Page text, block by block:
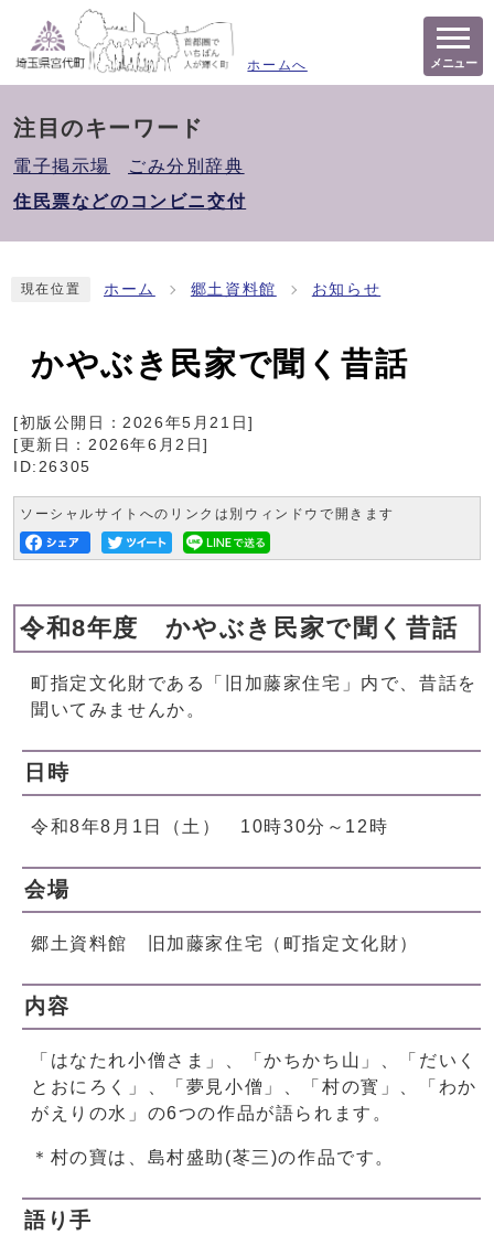
ホームへ メニュー
注目のキーワード
電子掲示場
ごみ分別辞典
住民票などのコンビニ交付
現在位置 ホーム 郷土資料館 お知らせ
かやぶき民家で聞く昔話
[初版公開日：2026年5月21日]
[更新日： 2026年6月2日]
ID:26305
ソーシャルサイトへのリンクは別ウィンドウで開きます
令和8年度 かやぶき民家で聞く昔話
町指定文化財である「旧加藤家住宅」内で、昔話を
聞いてみませんか。
日時
令和8年8月1日（土） 10時30分～12時
会場
郷土資料館 旧加藤家住宅（町指定文化財）
内容
「はなたれ小僧さま」、「かちかち山」、「だいく
とおにろく」、「夢見小僧」、「村の寳」、「わか
がえりの水」の6つの作品が語られます。
＊村の寶は、島村盛助(苳三)の作品です。
語り手